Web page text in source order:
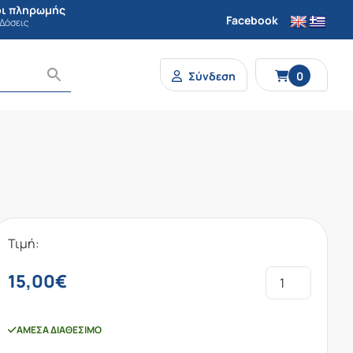
πληρωμής
Facebook
Σύνδεση 0
Τιμή:
15,00€
ΆΜΕΣΑ ΔΙΑΘΈΣΙΜΟ